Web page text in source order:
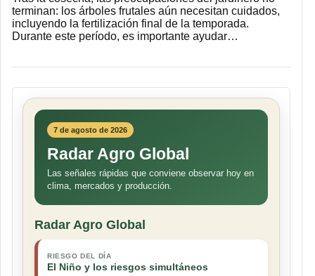
terminan: los árboles frutales aún necesitan cuidados,
incluyendo la fertilización final de la temporada.
Durante este período, es importante ayudar…
7 de agosto de 2026
Radar Agro Global
Las señales rápidas que conviene observar hoy en
clima, mercados y producción.
Radar Agro Global
RIESGO DEL DÍA
El Niño y los riesgos simultáneos